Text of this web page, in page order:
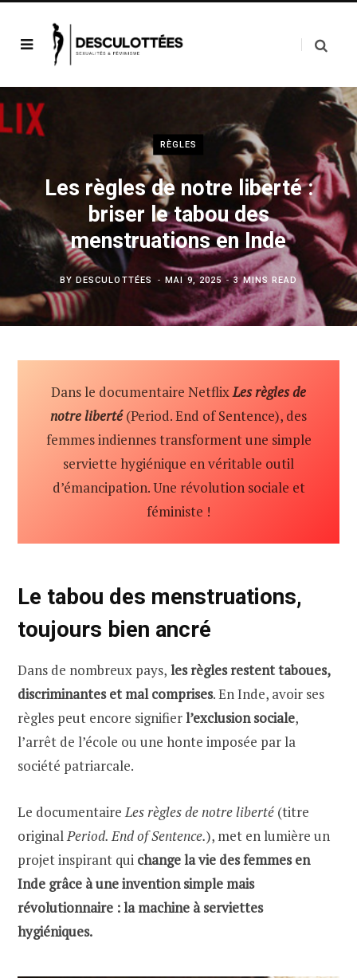
RÈGLES
Les règles de notre liberté :
briser le tabou des
menstruations en Inde
BY DESCULOTTÉES MAI 9, 2025 3 MINS READ
Dans le documentaire NetflixLes règles de
notre liberté(Period. End of Sentence), des
femmes indiennes transforment une simple
serviette hygiénique en véritable outil
d’émancipation. Une révolution sociale et
féministe !
Le tabou des menstruations,
toujours bien ancré
Dans de nombreux pays, les règles restent taboues,
discriminantes et mal comprises. En Inde, avoir ses
règles peut encore signifierl’exclusion sociale,
l’arrêt de l’école ou une honte imposée par la
société patriarcale.
Le documentaireLes règles de notre liberté (titre
originalPeriod. End of Sentence.), met en lumière un
projet inspirant qui change la vie des femmes en
Inde grâce à une invention simple mais
révolutionnaire : la machine à serviettes
hygiéniques.